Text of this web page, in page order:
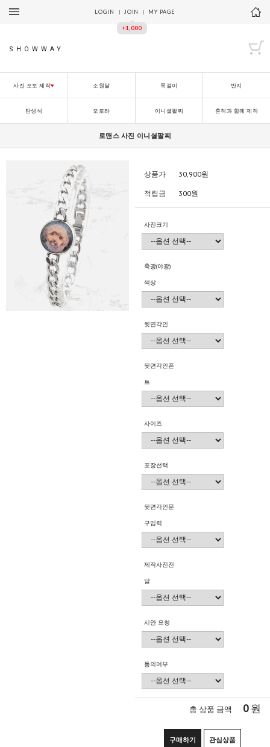
LOGIN JOIN
+1,000
MY PAGE
SHOWWAY
사진 포토 제작♥ 소원달 목걸이 반지
탄생석 오로라 이니셜팔찌 흔적과 함께 제작
로맨스 사진 이니셜팔찌
상품가 30,900원
적립금 300원
사진크기
축광(야광)
색상
뒷면각인
뒷면각인폰
트
사이즈
포장선택
뒷면각인문
구입력
제작사진전
달
시안 요청
동의여부
총 상품 금액 0원
구매하기 관심상품